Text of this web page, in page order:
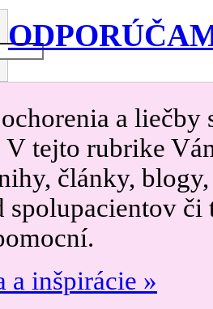
a
V tejto rubrike
články,
spolupacientov
a inšpirácie »